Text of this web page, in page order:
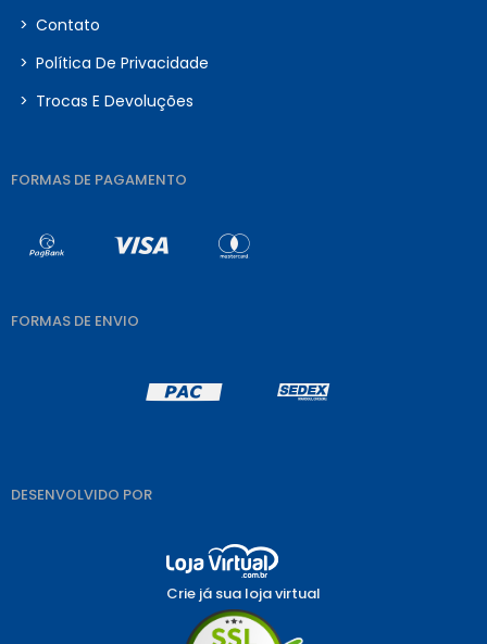
> Contato
> Política De Privacidade
> Trocas E Devoluções
FORMAS DE PAGAMENTO
FORMAS DE ENVIO
DESENVOLVIDO POR
Crie já sua loja virtual